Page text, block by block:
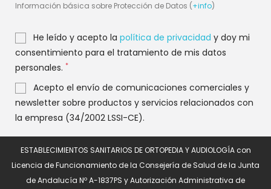
Información básica sobre Protección de Datos (+info)
He leído y acepto la política de privacidad y doy mi
consentimiento para el tratamiento de mis datos
personales. *
Acepto el envío de comunicaciones comerciales y
newsletter sobre productos y servicios relacionados con
la empresa (34/2002 LSSI-CE).
ESTABLECIMIENTOS SANITARIOS DE ORTOPEDIA Y AUDIOLOGÍA con
Licencia de Funcionamiento de la Consejería de Salud de la Junta
de Andalucía Nº A-1837PS y Autorización Administrativa de